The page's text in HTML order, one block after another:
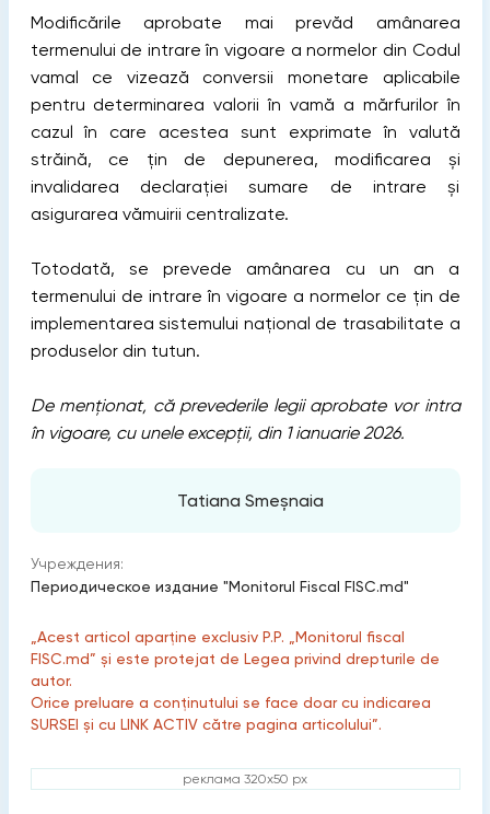
Modificările aprobate mai prevăd amânarea
termenului de intrare în vigoare a normelor din Codul
vamal ce vizează conversii monetare aplicabile
pentru determinarea valorii în vamă a mărfurilor în
cazul în care acestea sunt exprimate în valută
străină, ce țin de depunerea, modificarea și
invalidarea declarației sumare de intrare și
asigurarea vămuirii centralizate.
Totodată, se prevede amânarea cu un an a
termenului de intrare în vigoare a normelor ce țin de
implementarea sistemului național de trasabilitate a
produselor din tutun.
De menționat, că prevederile legii aprobate vor intra
în vigoare, cu unele excepții, din 1 ianuarie 2026.
Tatiana Smeșnaia
Учреждения:
Периодическое издание "Monitorul Fiscal FISC.md"
„Acest articol aparține exclusiv P.P. „Monitorul fiscal
FISC.md” și este protejat de Legea privind drepturile de
autor.
Orice preluare a conținutului se face doar cu indicarea
SURSEI și cu LINK ACTIV către pagina articolului”.
реклама 320x50 px